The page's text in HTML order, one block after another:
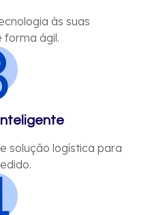
às suas
ágil.
solução logística para